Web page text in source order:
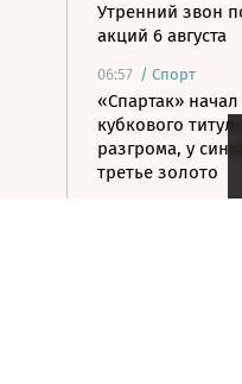
Утренний звон
акций 6 августа
06:57 / Спорт
«Спартак»
кубкового титула
разгрома, у
третье золото